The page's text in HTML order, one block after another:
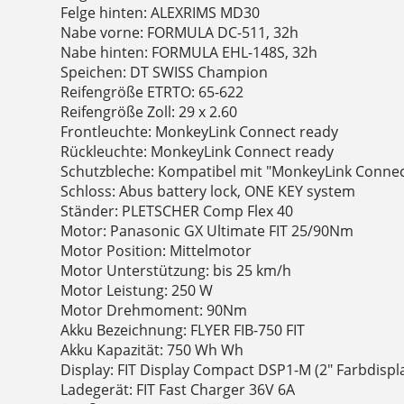
Felge hinten: ALEXRIMS MD30
Nabe vorne: FORMULA DC-511, 32h
Nabe hinten: FORMULA EHL-148S, 32h
Speichen: DT SWISS Champion
Reifengröße ETRTO: 65-622
Reifengröße Zoll: 29 x 2.60
Frontleuchte: MonkeyLink Connect ready
Rückleuchte: MonkeyLink Connect ready
Schutzbleche: Kompatibel mit "MonkeyLink
Schloss: Abus battery lock, ONE KEY system
Ständer: PLETSCHER Comp Flex 40
Motor: Panasonic GX Ultimate FIT 25/90Nm
Motor Position: Mittelmotor
Motor Unterstützung: bis 25 km/h
Motor Leistung: 250 W
Motor Drehmoment: 90Nm
Akku Bezeichnung: FLYER FIB-750 FIT
Akku Kapazität: 750 Wh Wh
Display: FIT Display Compact DSP1-M (2"
Ladegerät: FIT Fast Charger 36V 6A